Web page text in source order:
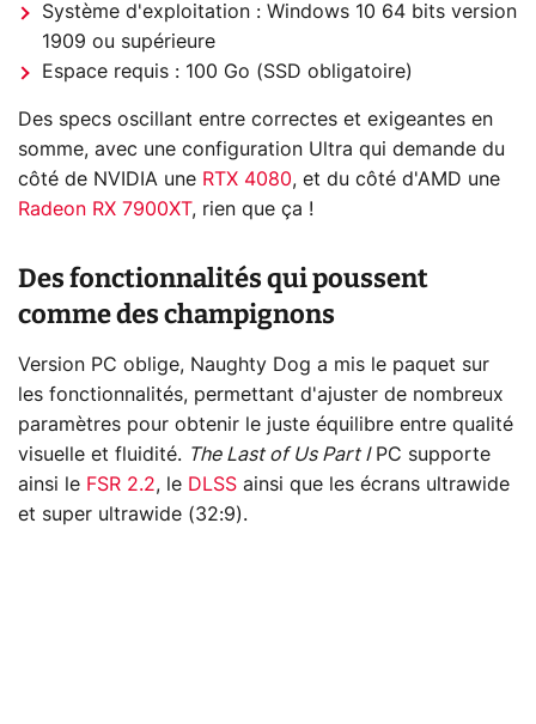
Système d'exploitation : Windows 10 64 bits version
1909 ou supérieure
Espace requis : 100 Go (SSD obligatoire)
Des specs oscillant entre correctes et exigeantes en
somme, avec une configuration Ultra qui demande du
côté de NVIDIA une RTX 4080, et du côté d'AMD une
Radeon RX 7900XT, rien que ça !
Des fonctionnalités qui poussent
comme des champignons
Version PC oblige, Naughty Dog a mis le paquet sur
les fonctionnalités, permettant d'ajuster de nombreux
paramètres pour obtenir le juste équilibre entre qualité
visuelle et fluidité. The Last of Us Part IPC supporte
ainsi le FSR 2.2, le DLSS ainsi que les écrans ultrawide
et super ultrawide (32:9).